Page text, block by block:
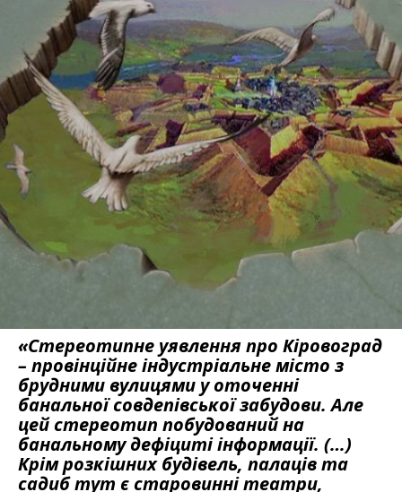
«Стереотипне уявлення про Кіровоград
– провінційне індустріальне місто з
брудними вулицями у оточенні
банальної совдепівської забудови. Але
цей стереотип побудований на
банальному дефіциті інформації. (…)
Крім розкішних будівель, палаців та
садиб тут є старовинні театри,